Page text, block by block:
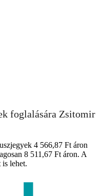
foglalására Zsitomir
4 566,87 Ft áron
8 511,67 Ft áron. A
lehet.